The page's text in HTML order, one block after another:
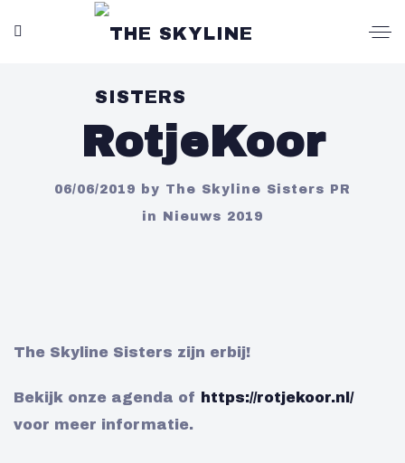
RotjeKoor
06/06/2019 by The Skyline Sisters PR
in
Nieuws 2019
The Skyline Sisters zijn erbij!
Bekijk onze agenda of
https://rotjekoor.nl/
voor meer informatie.